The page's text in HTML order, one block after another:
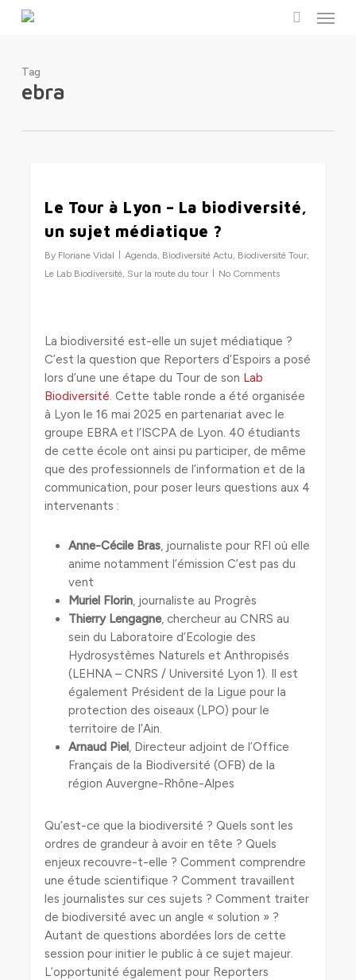
Menu
Tag
ebra
Le Tour à Lyon – La biodiversité,
un sujet médiatique ?
By Floriane Vidal Agenda, Biodiversité Actu, Biodiversité Tour,
Le Lab Biodiversité, Sur la route du tour No Comments
La biodiversité est-elle un sujet médiatique ?
C’est la question que Reporters d’Espoirs a posé
lors d’une une étape du Tour de son Lab
Biodiversité. Cette table ronde a été organisée
à Lyon le 16 mai 2025 en partenariat avec le
groupe EBRA et l’ISCPA de Lyon. 40 étudiants
de cette école ont ainsi pu participer, de même
que des professionnels de l’information et de la
communication, pour poser leurs questions aux 4
intervenants :
Anne-Cécile Bras, journaliste pour RFI où elle
anime notamment l’émission C’est pas du
vent
Muriel Florin, journaliste au Progrès
Thierry Lengagne, chercheur au CNRS au
sein du Laboratoire d’Ecologie des
Hydrosystèmes Naturels et Anthropisés
(LEHNA – CNRS / Université Lyon 1). Il est
également Président de la Ligue pour la
protection des oiseaux (LPO) pour le
territoire de l’Ain.
Arnaud Piel, Directeur adjoint de l’Office
Français de la Biodiversité (OFB) de la
région Auvergne-Rhône-Alpes
Qu’est-ce que la biodiversité ? Quels sont les
ordres de grandeur à avoir en tête ? Quels
enjeux recouvre-t-elle ? Comment comprendre
une étude scientifique ? Comment travaillent
les journalistes sur ces sujets ? Comment traiter
de biodiversité avec un angle « solution » ?
Autant de questions abordées lors de cette
session pour initier le public à ce sujet majeur.
L’opportunité également pour Reporters